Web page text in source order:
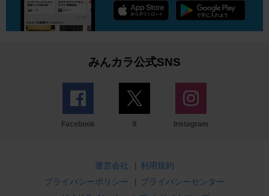
みんカラ公式SNS
Facebook X Instagram
運営会社 | 利用規約
プライバシーポリシー
| プライバシーセンター